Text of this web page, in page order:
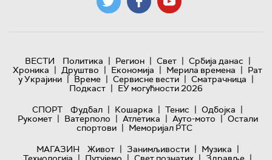
ВЕСТИ Политика | Регион | Свет | Србија данас |
Хроника | Друштво | Економија | Мерила времена | Рат
у Украјини | Време | Сервисне вести | Сматрачница |
Подкаст | ЕУ могућности 2026
СПОРТ
Фудбал | Кошарка | Тенис | Одбојка |
Рукомет | Ватерполо | Атлетика | Ауто-мото | Остали
спортови | Меморијал РТС
МАГАЗИН
Живот | Занимљивости | Музика |